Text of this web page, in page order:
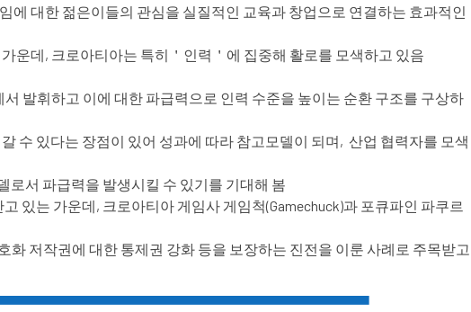
에 대한 젊은이들의 관심을 실질적인 교육과 창업으로 연결하는 효과적인
운데, 크로아티아는 특히＇인력＇에 집중해 활로를 모색하고 있음
발휘하고 이에 대한 파급력으로 인력 수준을 높이는 순환 구조를 구상하
수 있다는 장점이 있어 성과에 따라 참고모델이 되며, 산업 협력자를 모색
로서 파급력을 발생시킬 수 있기를 기대해 봄
있는 가운데, 크로아티아 게임사 게임척(Gamechuck)과 포큐파인 파쿠르
저작권에 대한 통제권 강화 등을 보장하는 진전을 이룬 사례로 주목받고